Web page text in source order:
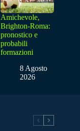
Amichevole,
Brighton-Roma:
pronostico e
probabili
formazioni
8 Agosto
2026